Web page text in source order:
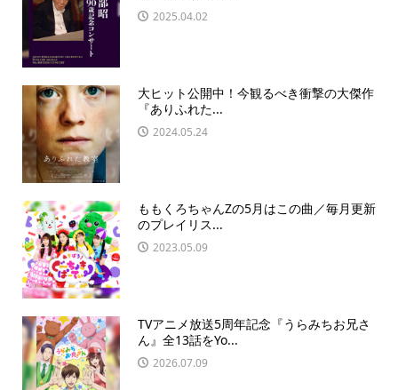
2025.04.02
大ヒット公開中！今観るべき衝撃の大傑作
『ありふれた...
2024.05.24
ももくろちゃんZの5月はこの曲／毎月更新
のプレイリス...
2023.05.09
TVアニメ放送5周年記念『うらみちお兄さ
ん』全13話をYo...
2026.07.09